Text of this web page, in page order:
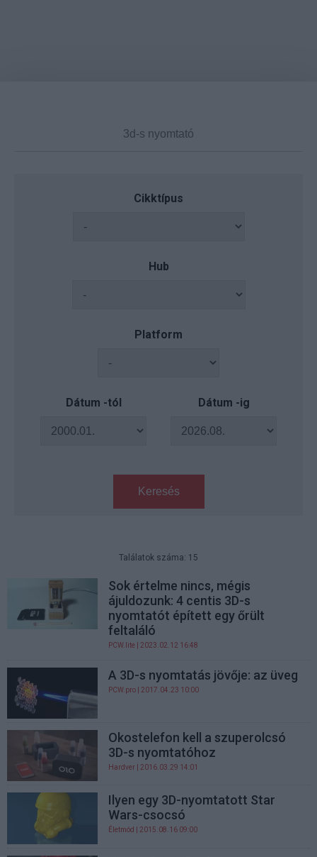
Cikktípus
Hub
Platform
Dátum -tól Dátum -ig
Keresés
Találatok száma: 15
Sok értelme nincs, mégis
ájuldozunk: 4 centis 3D-s
nyomtatót épített egy őrült
feltaláló
PCW.lite | 2023.02.12 16:48
A 3D-s nyomtatás jövője: az üveg
PCW.pro | 2017.04.23 10:00
Okostelefon kell a szuperolcsó
3D-s nyomtatóhoz
Hardver | 2016.03.29 14:01
Ilyen egy 3D-nyomtatott Star
Wars-csocsó
Életmód | 2015.08.16 09:00